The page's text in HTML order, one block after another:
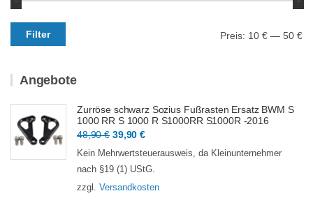
Min.
Preis
Max.
Preis
Filter Preis: 10 € — 50 €
Angebote
Zurröse schwarz Sozius Fußrasten Ersatz BWM S
1000 RR S 1000 R S1000RR S1000R -2016
48,90€ Ursprünglicher
Preis
war:
48,90 €
39,90€Aktueller
Preis
ist:
39,90 €.
Kein Mehrwertsteuerausweis, da Kleinunternehmer
nach §19 (1) UStG.
zzgl. Versandkosten